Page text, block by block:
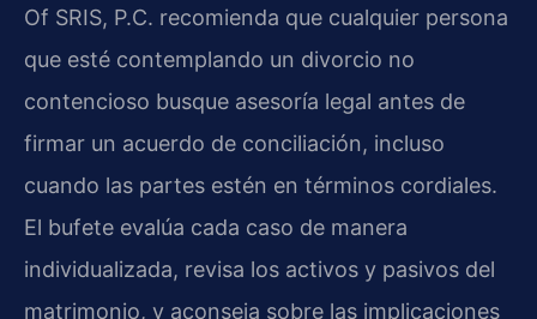
Of SRIS, P.C. recomienda que cualquier persona
que esté contemplando un divorcio no
contencioso busque asesoría legal antes de
firmar un acuerdo de conciliación, incluso
cuando las partes estén en términos cordiales.
El bufete evalúa cada caso de manera
individualizada, revisa los activos y pasivos del
matrimonio, y aconseja sobre las implicaciones